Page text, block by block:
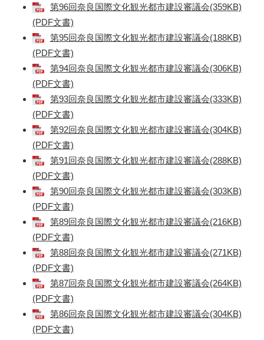
第96回奈良国際文化観光都市建設審議会(359KB)
(PDF文書)
第95回奈良国際文化観光都市建設審議会(188KB)
(PDF文書)
第94回奈良国際文化観光都市建設審議会(306KB)
(PDF文書)
第93回奈良国際文化観光都市建設審議会(333KB)
(PDF文書)
第92回奈良国際文化観光都市建設審議会(304KB)
(PDF文書)
第91回奈良国際文化観光都市建設審議会(288KB)
(PDF文書)
第90回奈良国際文化観光都市建設審議会(303KB)
(PDF文書)
第89回奈良国際文化観光都市建設審議会(216KB)
(PDF文書)
第88回奈良国際文化観光都市建設審議会(271KB)
(PDF文書)
第87回奈良国際文化観光都市建設審議会(264KB)
(PDF文書)
第86回奈良国際文化観光都市建設審議会(304KB)
(PDF文書)